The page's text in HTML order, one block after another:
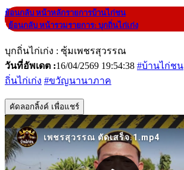
ย้อนกลับ หน้าหลักรายการบ้านไก่ชน
|ย้อนกลับ หน้ารวมรายการ: บุกถิ่นไก่เก่ง
บุกถิ่นไก่เก่ง : ซุ้มเพชรสุวรรณ
วันที่อัพเดต :16/04/2569 19:54:38 #บ้านไก่ชน
ถิ่นไก่เก่ง #ขวัญนานาภาค
คัดลอกลิ้งค์ เพื่อแชร์